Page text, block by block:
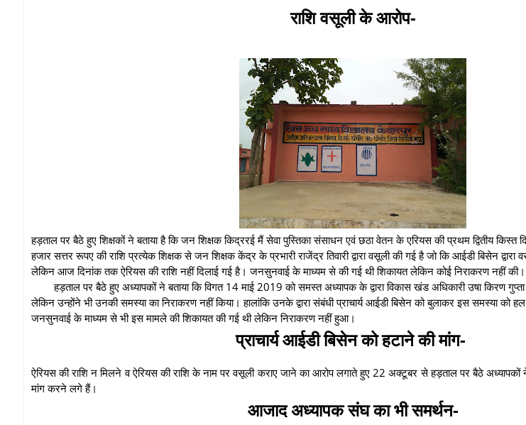
राशि वसूली के आरोप-
हड़ताल पर बैठे हुए शिक्षकों ने बताया है कि जन शिक्षक किद्ररई मैं सेवा पुस्तिका संसाधन एवं छठा वेतन के एरियस की प्रथम द्वितीय
हजार सत्तर रूपए की राशि प्रत्येक शिक्षक से जन शिक्षक केंद्र के प्रभारी राजेंद्र तिवारी द्वारा वसूली की गई है जो कि आईडी बिसेन
लेकिन आज दिनांक तक ऐरियस की राशि नहीं दिलाई गई है। जनसुनवाई के माध्यम से की गई थी शिकायत लेकिन कोई निराकरण नहीं की।
हड़ताल पर बैठे हुए अध्यापकों ने बताया कि विगत 14 माई 2019 को समस्त अध्यापक के द्वारा विकास खंड अधिकारी उषा किरण
लेकिन उन्होंने भी उनकी समस्या का निराकरण नहीं किया। हालांकि उनके द्वारा संबंधी प्राचार्य आईडी बिसेन को बुलाकर इस समस्या को
जनसुनवाई के माध्यम से भी इस मामले की शिकायत की गई थी लेकिन निराकरण नहीं हुआ।
प्राचार्य आईडी बिसेन को हटाने की मांग-
ऐरियस की राशि न मिलने व ऐरियस की राशि के नाम पर वसूली कराए जाने का आरोप लगाते हुए 22 अक्टूबर से हड़ताल पर बैठे अध्यापकों
मांग करने लगे हैं।
आजाद अध्यापक संघ का भी समर्थन-